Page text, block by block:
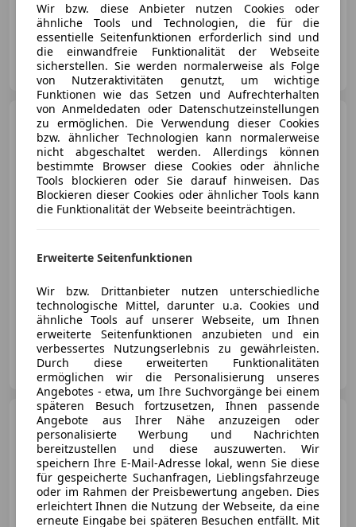
09/2025 6 969 km Elektro 210 kW (286 PS)
Birngruber GmbH & Co KG
AT-3500 Krems
SEAT AronaReference
EcoTSI
€ 10 970
04/2018 99 825 km Benzin 70 kW (95 PS)
Birngruber GmbH & Co KG
AT-3500 Krems
Audi SQ6 e-tron
e-tron
quattro 360 kW
€ 82 870
Wir bzw. diese Anbieter nutzen Cookies oder
ähnliche Tools und Technologien, die für die
essentielle Seitenfunktionen erforderlich sind und
die einwandfreie Funktionalität der Webseite
sicherstellen. Sie werden normalerweise als Folge
von Nutzeraktivitäten genutzt, um wichtige
Funktionen wie das Setzen und Aufrechterhalten
von Anmeldedaten oder Datenschutzeinstellungen
zu ermöglichen. Die Verwendung dieser Cookies
bzw. ähnlicher Technologien kann normalerweise
nicht abgeschaltet werden. Allerdings können
bestimmte Browser diese Cookies oder ähnliche
Tools blockieren oder Sie darauf hinweisen. Das
Blockieren dieser Cookies oder ähnlicher Tools kann
die Funktionalität der Webseite beeinträchtigen.
Erweiterte Seitenfunktionen
Wir bzw. Drittanbieter nutzen unterschiedliche
technologische Mittel, darunter u.a. Cookies und
ähnliche Tools auf unserer Webseite, um Ihnen
erweiterte Seitenfunktionen anzubieten und ein
verbessertes Nutzungserlebnis zu gewährleisten.
Durch diese erweiterten Funktionalitäten
ermöglichen wir die Personalisierung unseres
Angebotes - etwa, um Ihre Suchvorgänge bei einem
späteren Besuch fortzusetzen, Ihnen passende
Angebote aus Ihrer Nähe anzuzeigen oder
personalisierte Werbung und Nachrichten
bereitzustellen und diese auszuwerten. Wir
speichern Ihre E-Mail-Adresse lokal, wenn Sie diese
für gespeicherte Suchanfragen, Lieblingsfahrzeuge
oder im Rahmen der Preisbewertung angeben. Dies
erleichtert Ihnen die Nutzung der Webseite, da eine
erneute Eingabe bei späteren Besuchen entfällt. Mit